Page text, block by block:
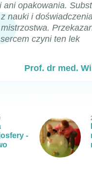
opakowania.
nauki i
czyni ten lek
Prof. dr med.
-